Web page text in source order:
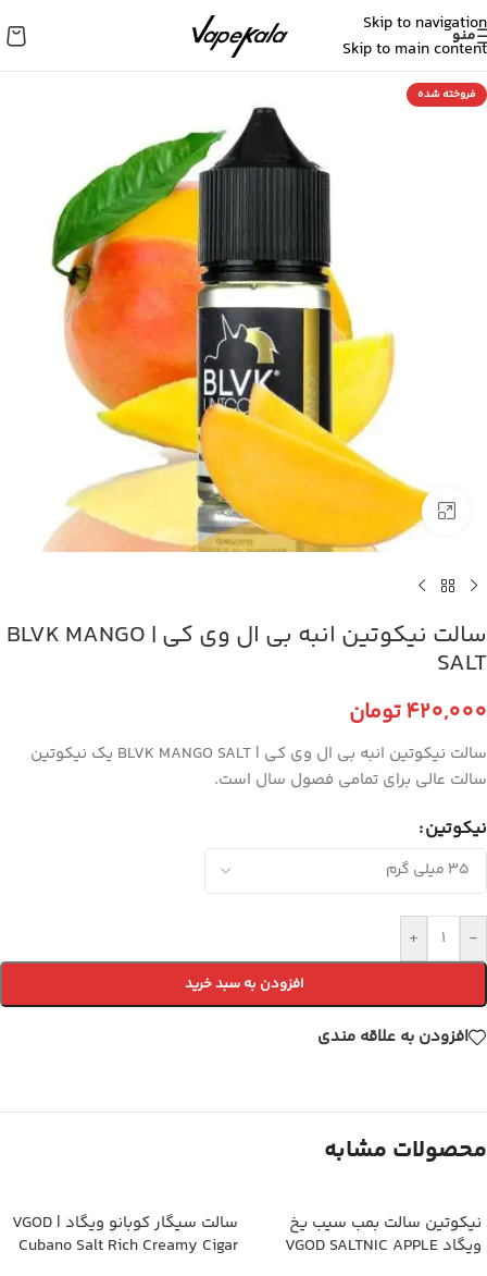
Skip to navigation
Skip to main content
منو
فروخته شده
برای بزرگنمایی کلیک کنید
سالت نیکوتین انبه بی ال وی کی | BLVK MANGO
SALT
420,000تومان
سالت نیکوتین انبه بی ال وی کی | BLVK MANGO SALT یک نیکوتین
سالت عالی برای تمامی فصول سال است.
نیکوتین
-
+
افزودن به سبد خرید
افزودن به علاقه مندی
محصولات مشابه
نیکوتین سالت بمب سیب یخ
ویگاد VGOD SALTNIC APPLE
سالت سیگار کوبانو ویگاد | VGOD
Cubano Salt Rich Creamy Cigar